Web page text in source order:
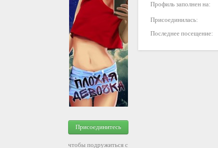
Присоединитесь
чтобы подружиться с
Профиль заполнен на:
Присоединилась:
Последнее посещение: